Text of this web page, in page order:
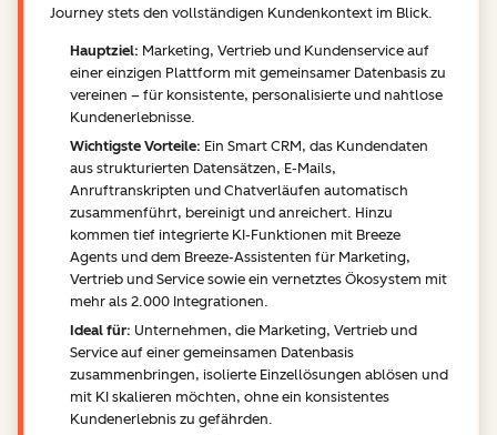
Journey stets den vollständigen Kundenkontext im Blick.
Hauptziel: Marketing, Vertrieb und Kundenservice auf
einer einzigen Plattform mit gemeinsamer Datenbasis zu
vereinen – für konsistente, personalisierte und nahtlose
Kundenerlebnisse.
Wichtigste Vorteile: Ein Smart CRM, das Kundendaten
aus strukturierten Datensätzen, E-Mails,
Anruftranskripten und Chatverläufen automatisch
zusammenführt, bereinigt und anreichert. Hinzu
kommen tief integrierte KI-Funktionen mit Breeze
Agents und dem Breeze-Assistenten für Marketing,
Vertrieb und Service sowie ein vernetztes Ökosystem mit
mehr als 2.000 Integrationen.
Ideal für: Unternehmen, die Marketing, Vertrieb und
Service auf einer gemeinsamen Datenbasis
zusammenbringen, isolierte Einzellösungen ablösen und
mit KI skalieren möchten, ohne ein konsistentes
Kundenerlebnis zu gefährden.